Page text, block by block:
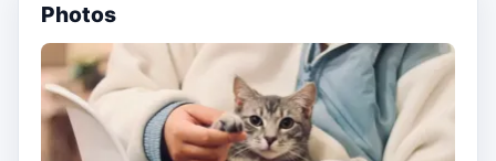
Photos